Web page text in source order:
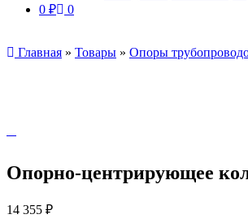
0 ₽ 0
Главная » Товары » Опоры
Опорно-центрирующее
14 355 ₽